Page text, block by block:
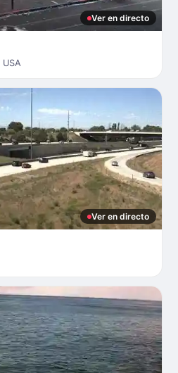
Ver en directo
USA
Ver en directo